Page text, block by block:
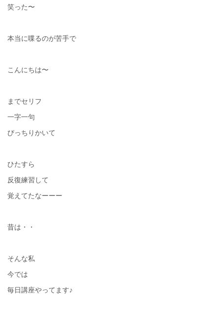
笑った〜
本当に喋るのが苦手で
こんにちは〜
までセリフ
一字一句
びっちりかいて
ひたすら
反復練習して
覚えてたなーーー
昔は・・
そんな私
今では
毎日講座やってます♪